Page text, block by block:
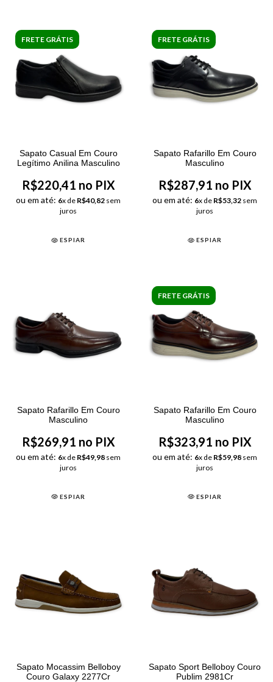
FRETE GRÁTIS
Sapato Casual Em Couro
Legítimo Anilina Masculino
R$220,41 no PIX
ou em até: 6x de R$40,82 sem
juros
ESPIAR
FRETE GRÁTIS
Sapato Rafarillo Em Couro
Masculino
R$287,91 no PIX
ou em até: 6x de R$53,32 sem
juros
ESPIAR
Sapato Rafarillo Em Couro
Masculino
R$269,91 no PIX
ou em até: 6x de R$49,98 sem
juros
ESPIAR
FRETE GRÁTIS
Sapato Rafarillo Em Couro
Masculino
R$323,91 no PIX
ou em até: 6x de R$59,98 sem
juros
ESPIAR
Sapato Mocassim Belloboy
Couro Galaxy 2277Cr
Sapato Sport Belloboy Couro
Publim 2981Cr